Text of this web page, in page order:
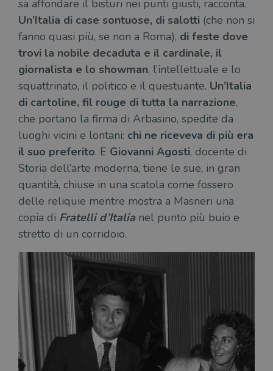
sa affondare il bisturi nei punti giusti, racconta.
Un’Italia di case sontuose, di salotti (che non si
fanno quasi più, se non a Roma), di feste dove
trovi la nobile decaduta e il cardinale, il
giornalista e lo showman, l’intellettuale e lo
squattrinato, il politico e il questuante. Un’Italia
di cartoline, fil rouge di tutta la narrazione,
che portano la firma di Arbasino, spedite da
luoghi vicini e lontani: chi ne riceveva di più era
il suo preferito. E Giovanni Agosti, docente di
Storia dell’arte moderna, tiene le sue, in gran
quantità, chiuse in una scatola come fossero
delle reliquie mentre mostra a Masneri una
copia di Fratelli d’Italia nel punto più buio e
stretto di un corridoio.